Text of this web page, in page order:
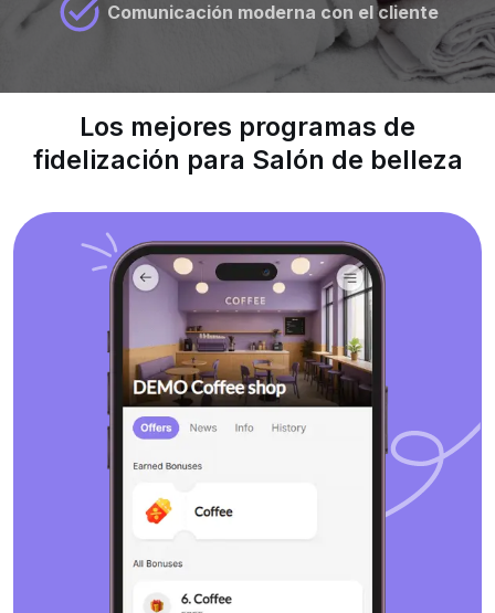
Comunicación moderna con el cliente
Los mejores programas de
fidelización para Salón de belleza